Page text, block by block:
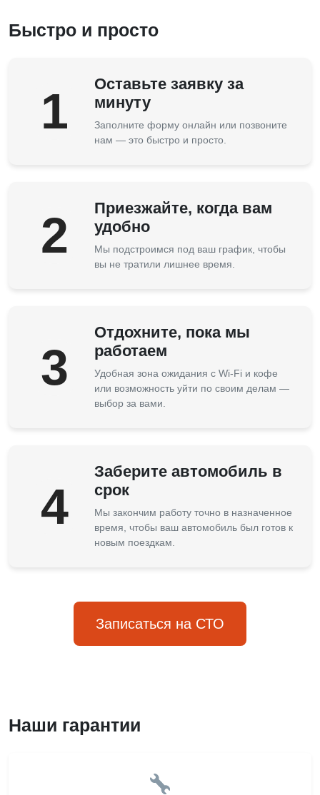
Быстро и просто
1
Оставьте заявку за
минуту
Заполните форму онлайн или позвоните
нам — это быстро и просто.
2
Приезжайте, когда вам
удобно
Мы подстроимся под ваш график, чтобы
вы не тратили лишнее время.
3
Отдохните, пока мы
работаем
Удобная зона ожидания с Wi-Fi и кофе
или возможность уйти по своим делам —
выбор за вами.
4
Заберите автомобиль в
срок
Мы закончим работу точно в назначенное
время, чтобы ваш автомобиль был готов к
новым поездкам.
Записаться на СТО
Наши гарантии